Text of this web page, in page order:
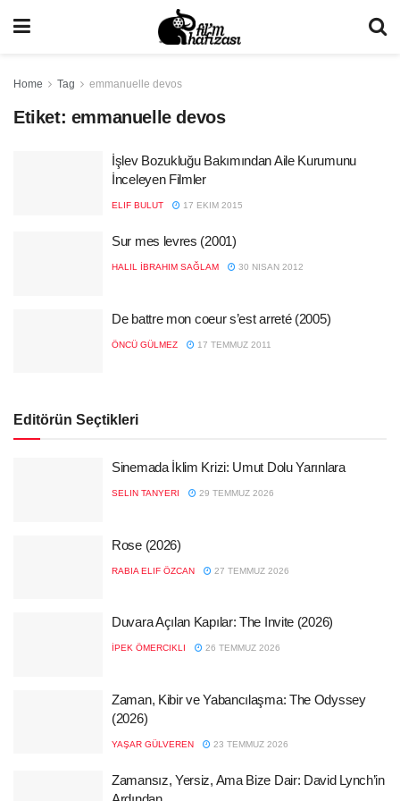
Home Tag emmanuelle devos
Etiket: emmanuelle devos
İşlev Bozukluğu Bakımından Aile Kurumunu
İnceleyen Filmler
ELIF BULUT 17 EKIM 2015
Sur mes levres (2001)
HALIL İBRAHIM SAĞLAM 30 NISAN 2012
De battre mon coeur s’est arreté (2005)
ÖNCÜ GÜLMEZ 17 TEMMUZ 2011
Editörün Seçtikleri
Sinemada İklim Krizi: Umut Dolu Yarınlara
SELIN TANYERI 29 TEMMUZ 2026
Rose (2026)
RABIA ELIF ÖZCAN 27 TEMMUZ 2026
Duvara Açılan Kapılar: The Invite (2026)
İPEK ÖMERCIKLI 26 TEMMUZ 2026
Zaman, Kibir ve Yabancılaşma: The Odyssey
(2026)
YAŞAR GÜLVEREN 23 TEMMUZ 2026
Zamansız, Yersiz, Ama Bize Dair: David Lynch’in